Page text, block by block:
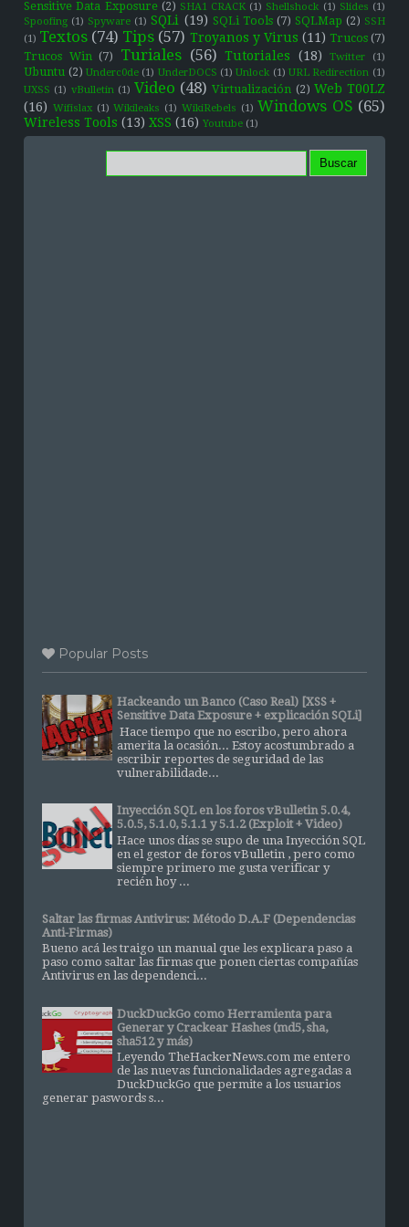
Sensitive Data Exposure (2) SHA1 CRACK (1) Shellshock (1) Slides (1)
Spoofing (1) Spyware (1) SQLi (19) SQLi Tools (7) SQLMap (2) SSH
(1) Textos (74) Tips (57) Troyanos y Virus (11) Trucos (7)
Trucos Win (7) Turiales (56) Tutoriales (18) Twitter (1)
Ubuntu (2) Underc0de (1) UnderDOCS (1) Unlock (1) URL Redirection (1)
UXSS (1) vBulletin (1) Video (48) Virtualización (2) Web T00LZ
(16) Wifislax (1) Wikileaks (1) WikiRebels (1) Windows OS (65)
Wireless Tools (13) XSS (16) Youtube (1)
Popular Posts
Hackeando un Banco (Caso Real) [XSS +
Sensitive Data Exposure + explicación SQLi]
Hace tiempo que no escribo, pero ahora
amerita la ocasión... Estoy acostumbrado a
escribir reportes de seguridad de las
vulnerabilidade...
Inyección SQL en los foros vBulletin 5.0.4,
5.0.5, 5.1.0, 5.1.1 y 5.1.2 (Exploit + Video)
Hace unos días se supo de una Inyección SQL
en el gestor de foros vBulletin , pero como
siempre primero me gusta verificar y
recién hoy ...
Saltar las firmas Antivirus: Método D.A.F (Dependencias
Anti-Firmas)
Bueno acá les traigo un manual que les explicara paso a
paso como saltar las firmas que ponen ciertas compañías
Antivirus en las dependenci...
DuckDuckGo como Herramienta para
Generar y Crackear Hashes (md5, sha,
sha512 y más)
Leyendo TheHackerNews.com me entero
de las nuevas funcionalidades agregadas a
DuckDuckGo que permite a los usuarios
generar paswords s...